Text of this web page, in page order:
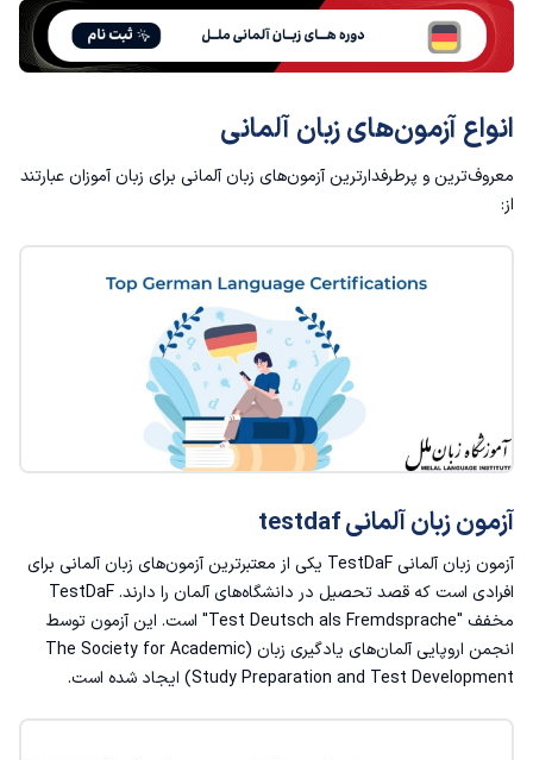
آزمون Goethe Zertifikat
کدام یک از انواع آزمونهای زبان آلمانی معتبرتر است؟
کدام یک از آزمون های زبان آلمانی برای من مناسب است؟
سخن پایانی؛ چگونه برای شرکت در آزمون های زبان آلمانی
انواع آزمون‌های زبان آلمانی
معروف‌ترین و پرطرفدارترین آزمون‌های زبان آلمانی برای زبان آموزان عبارتند
از:
آزمون زبان آلمانی testdaf
آزمون زبان آلمانی TestDaF یکی از معتبرترین آزمون‌های زبان آلمانی برای
افرادی است که قصد تحصیل در دانشگاه‌های آلمان را دارند. TestDaF
مخفف "Test Deutsch als Fremdsprache" است. این آزمون توسط
انجمن اروپایی آلمان‌های یادگیری زبان (The Society for Academic
Study Preparation and Test Development) ایجاد شده است.